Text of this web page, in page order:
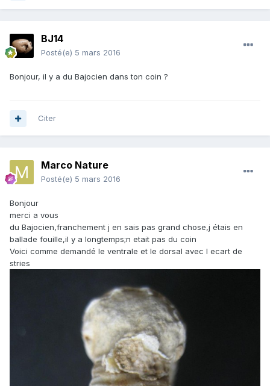
BJ14
Posté(e) 5 mars 2016
Bonjour, il y a du Bajocien dans ton coin ?
Citer
Marco Nature
Posté(e) 5 mars 2016
Bonjour
merci a vous
du Bajocien,franchement j en sais pas grand chose,j étais en
ballade fouille,il y a longtemps;n etait pas du coin
Voici comme demandé le ventrale et le dorsal avec l ecart de
stries